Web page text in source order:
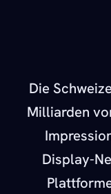
Die
Milliarden
Display-